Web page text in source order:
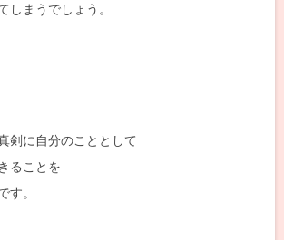
しまうでしょう。
剣に自分のこととして
ることを
す。